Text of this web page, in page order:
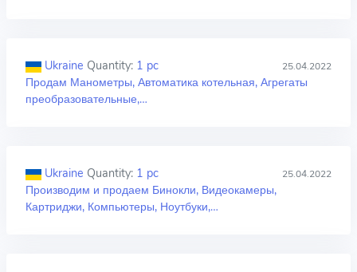
Ukraine Quantity: 1 pc 25.04.2022
Продам Манометры, Автоматика котельная, Агрегаты
преобразовательные,…
Ukraine Quantity: 1 pc 25.04.2022
Производим и продаем Бинокли, Видеокамеры,
Картриджи, Компьютеры, Ноутбуки,…